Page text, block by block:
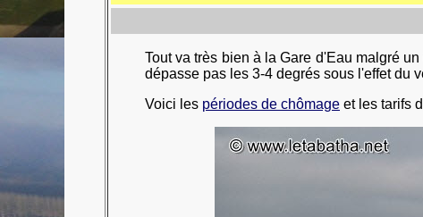
Tout va très bien à la Gare d'Eau malgré
dépasse pas les 3-4 degrés sous l'effet du
Voici les périodes de chômage et les tarifs